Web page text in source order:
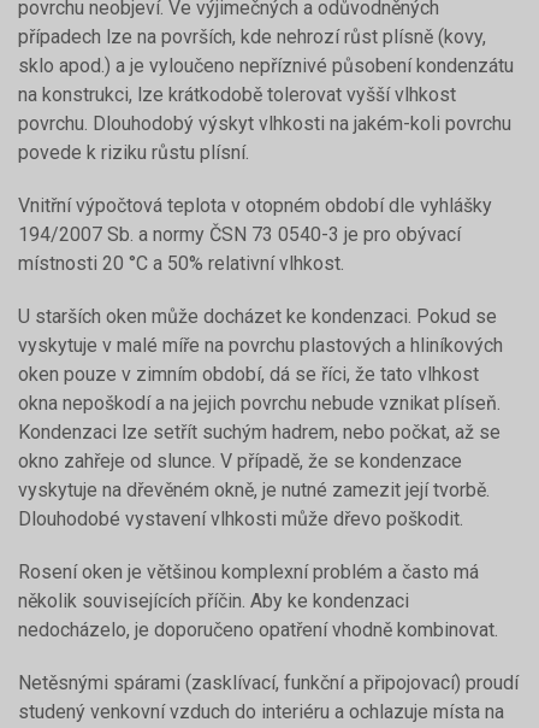
povrchu neobjeví. Ve výjimečných a odůvodněných
případech lze na površích, kde nehrozí růst plísně (kovy,
sklo apod.) a je vyloučeno nepříznivé působení kondenzátu
na konstrukci, lze krátkodobě tolerovat vyšší vlhkost
povrchu. Dlouhodobý výskyt vlhkosti na jakém-koli povrchu
povede k riziku růstu plísní.
Vnitřní výpočtová teplota v otopném období dle vyhlášky
194/2007 Sb. a normy ČSN 73 0540-3 je pro obývací
místnosti 20 °C a 50% relativní vlhkost.
U starších oken může docházet ke kondenzaci. Pokud se
vyskytuje v malé míře na povrchu plastových a hliníkových
oken pouze v zimním období, dá se říci, že tato vlhkost
okna nepoškodí a na jejich povrchu nebude vznikat plíseň.
Kondenzaci lze setřít suchým hadrem, nebo počkat, až se
okno zahřeje od slunce. V případě, že se kondenzace
vyskytuje na dřevěném okně, je nutné zamezit její tvorbě.
Dlouhodobé vystavení vlhkosti může dřevo poškodit.
Rosení oken je většinou komplexní problém a často má
několik souvisejících příčin. Aby ke kondenzaci
nedocházelo, je doporučeno opatření vhodně kombinovat.
Netěsnými spárami (zasklívací, funkční a připojovací) proudí
studený venkovní vzduch do interiéru a ochlazuje místa na